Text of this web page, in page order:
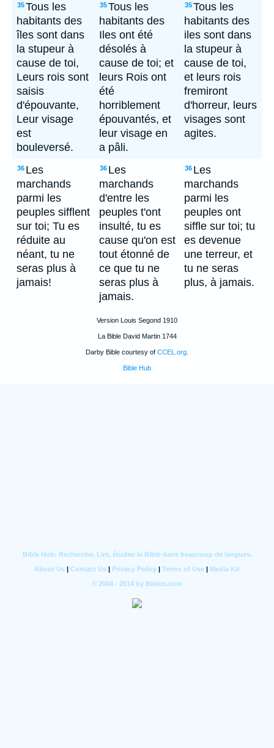
35Tous les
habitants des
îles sont dans
la stupeur à
cause de toi,
Leurs rois sont
saisis
d'épouvante,
Leur visage
est
bouleversé.
35Tous les
habitants des
Iles ont été
désolés à
cause de toi; et
leurs Rois ont
été
horriblement
épouvantés, et
leur visage en
a pâli.
35Tous les
habitants des
iles sont dans
la stupeur à
cause de toi,
et leurs rois
fremiront
d'horreur, leurs
visages sont
agites.
36 Les
marchands
parmi les
peuples sifflent
sur toi; Tu es
réduite au
néant, tu ne
seras plus à
jamais!
36 Les
marchands
d'entre les
peuples t'ont
insulté, tu es
cause qu'on est
tout étonné de
ce que tu ne
seras plus à
jamais.
36 Les
marchands
parmi les
peuples ont
siffle sur toi; tu
es devenue
une terreur, et
tu ne seras
plus, à jamais.
Version Louis Segond 1910
La Bible David Martin 1744
Darby Bible courtesy of CCEL.org
Bible Hub